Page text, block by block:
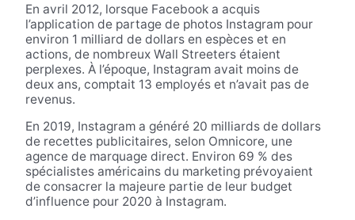
En avril 2012, lorsque Facebook a acquis
l’application de partage de photos Instagram pour
environ 1 milliard de dollars en espèces et en
actions, de nombreux Wall Streeters étaient
perplexes. À l’époque, Instagram avait moins de
deux ans, comptait 13 employés et n’avait pas de
revenus.
En 2019, Instagram a généré 20 milliards de dollars
de recettes publicitaires, selon Omnicore, une
agence de marquage direct. Environ 69 % des
spécialistes américains du marketing prévoyaient
de consacrer la majeure partie de leur budget
d’influence pour 2020 à Instagram.